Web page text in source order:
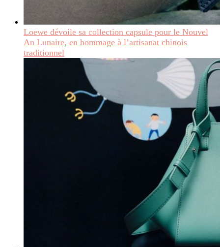
Loewe dévoile sa collection capsule pour le Nouvel
An Lunaire, en hommage à l’artisanat chinois
traditionnel